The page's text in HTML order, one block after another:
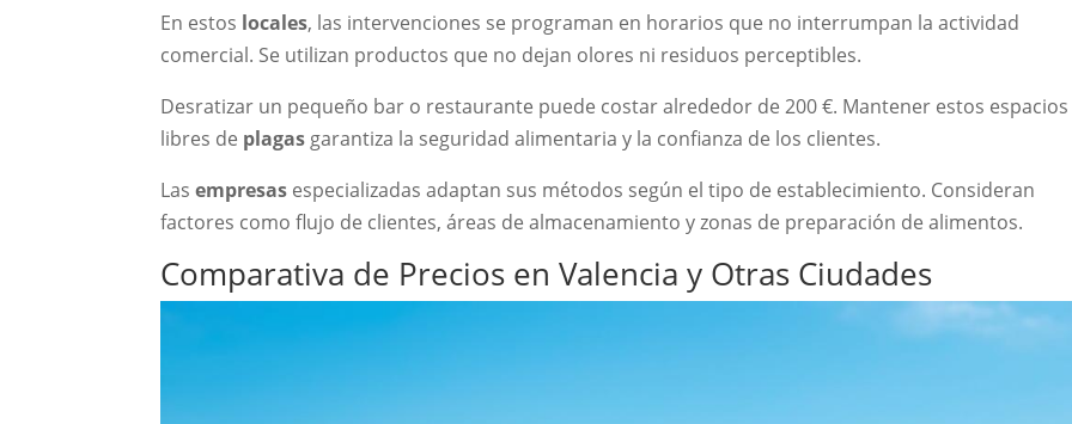
En estos locales, las intervenciones se programan en horarios que no interrumpan la actividad
comercial. Se utilizan productos que no dejan olores ni residuos perceptibles.
Desratizar un pequeño bar o restaurante puede costar alrededor de 200 €. Mantener estos espacios
libres de plagas garantiza la seguridad alimentaria y la confianza de los clientes.
Lasempresas especializadas adaptan sus métodos según el tipo de establecimiento. Consideran
factores como flujo de clientes, áreas de almacenamiento y zonas de preparación de alimentos.
Comparativa de Precios en Valencia y Otras Ciudades